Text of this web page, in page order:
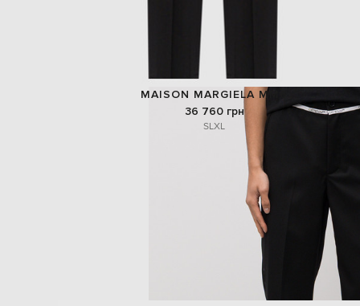
MAISON MARGIELA MM6
36 760 грн
SLXL